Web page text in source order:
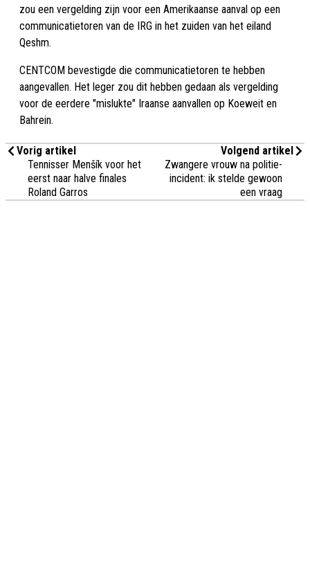
zou een vergelding zijn voor een Amerikaanse aanval op een
communicatietoren van de IRG in het zuiden van het eiland
Qeshm.
CENTCOM bevestigde die communicatietoren te hebben
aangevallen. Het leger zou dit hebben gedaan als vergelding
voor de eerdere "mislukte" Iraanse aanvallen op Koeweit en
Bahrein.
Vorig artikel
Tennisser Menšík voor het
eerst naar halve finales
Roland Garros
Volgend artikel
Zwangere vrouw na politie-
incident: ik stelde gewoon
een vraag